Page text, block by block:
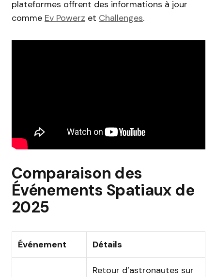
plateformes offrent des informations à jour
comme Ev Powerz et Challenges.
Comparaison des
Événements Spatiaux de
2025
Événement Détails
Retour d’astronautes sur